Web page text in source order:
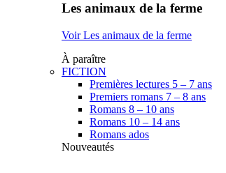
Les animaux de la ferme
Voir Les animaux de la ferme
À paraître
FICTION
Premières lectures 5 – 7 ans
Premiers romans 7 – 8 ans
Romans 8 – 10 ans
Romans 10 – 14 ans
Romans ados
Nouveautés